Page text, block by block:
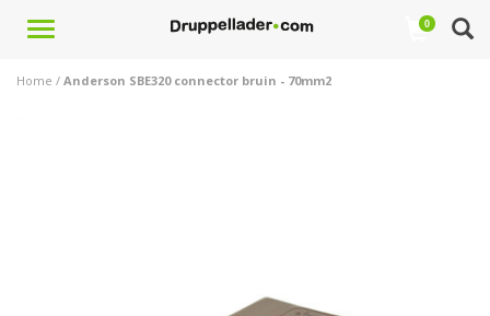
Toggle
0
Home / Anderson SBE320 connector bruin - 70mm2